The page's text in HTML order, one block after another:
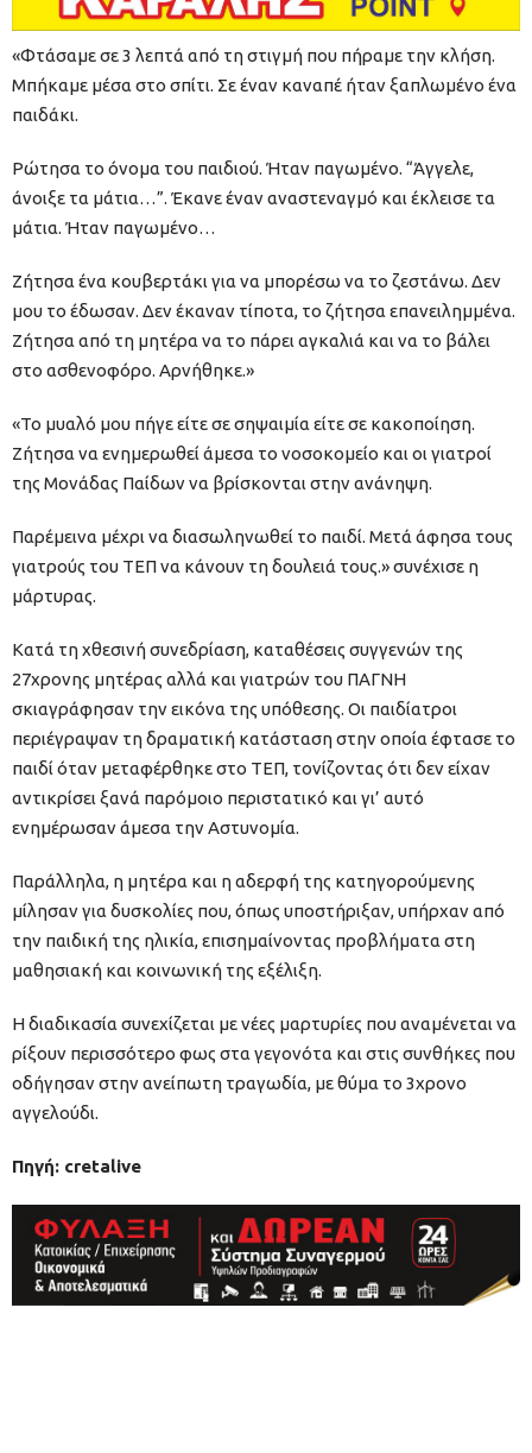
«Φτάσαμε σε 3 λεπτά από τη στιγμή που πήραμε την κλήση.
Μπήκαμε μέσα στο σπίτι. Σε έναν καναπέ ήταν ξαπλωμένο ένα
παιδάκι.
Ρώτησα το όνομα του παιδιού. Ήταν παγωμένο. “Άγγελε,
άνοιξε τα μάτια…”. Έκανε έναν αναστεναγμό και έκλεισε τα
μάτια. Ήταν παγωμένο…
Ζήτησα ένα κουβερτάκι για να μπορέσω να το ζεστάνω. Δεν
μου το έδωσαν. Δεν έκαναν τίποτα, το ζήτησα επανειλημμένα.
Ζήτησα από τη μητέρα να το πάρει αγκαλιά και να το βάλει
στο ασθενοφόρο. Αρνήθηκε.»
«Το μυαλό μου πήγε είτε σε σηψαιμία είτε σε κακοποίηση.
Ζήτησα να ενημερωθεί άμεσα το νοσοκομείο και οι γιατροί
της Μονάδας Παίδων να βρίσκονται στην ανάνηψη.
Παρέμεινα μέχρι να διασωληνωθεί το παιδί. Μετά άφησα τους
γιατρούς του ΤΕΠ να κάνουν τη δουλειά τους.» συνέχισε η
μάρτυρας.
Κατά τη χθεσινή συνεδρίαση, καταθέσεις συγγενών της
27χρονης μητέρας αλλά και γιατρών του ΠΑΓΝΗ
σκιαγράφησαν την εικόνα της υπόθεσης. Οι παιδίατροι
περιέγραψαν τη δραματική κατάσταση στην οποία έφτασε το
παιδί όταν μεταφέρθηκε στο ΤΕΠ, τονίζοντας ότι δεν είχαν
αντικρίσει ξανά παρόμοιο περιστατικό και γι’ αυτό
ενημέρωσαν άμεσα την Αστυνομία.
Παράλληλα, η μητέρα και η αδερφή της κατηγορούμενης
μίλησαν για δυσκολίες που, όπως υποστήριξαν, υπήρχαν από
την παιδική της ηλικία, επισημαίνοντας προβλήματα στη
μαθησιακή και κοινωνική της εξέλιξη.
Η διαδικασία συνεχίζεται με νέες μαρτυρίες που αναμένεται να
ρίξουν περισσότερο φως στα γεγονότα και στις συνθήκες που
οδήγησαν στην ανείπωτη τραγωδία, με θύμα το 3χρονο
αγγελούδι.
Πηγή: cretalive